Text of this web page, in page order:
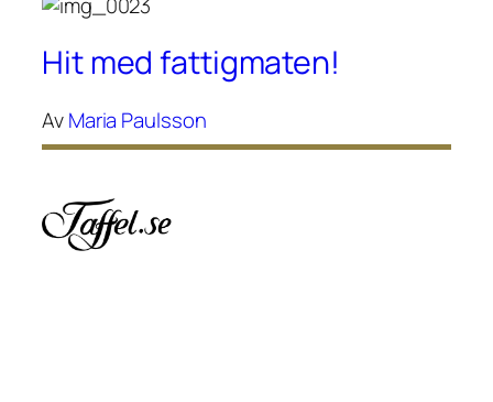
Hit med fattigmaten!
AvMaria Paulsson